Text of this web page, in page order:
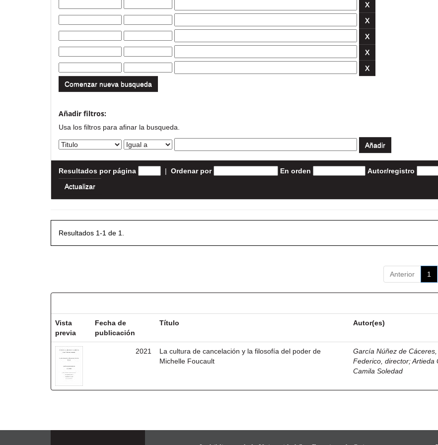
Comenzar nueva busqueda
Añadir filtros:
Usa los filtros para afinar la busqueda.
Resultados por página | Ordenar por En orden Autor/registro
Resultados 1-1 de 1.
Anterior 1
Vista
previa
Fecha de
publicación
Título Autor(es)
2021
La cultura de cancelación y la filosofía del poder de
Michelle Foucault
García Núñez de
Federico, director;Artieda
Camila Soledad